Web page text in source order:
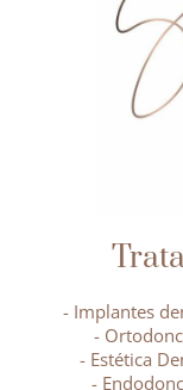
- Implantes
-
- Estética
-